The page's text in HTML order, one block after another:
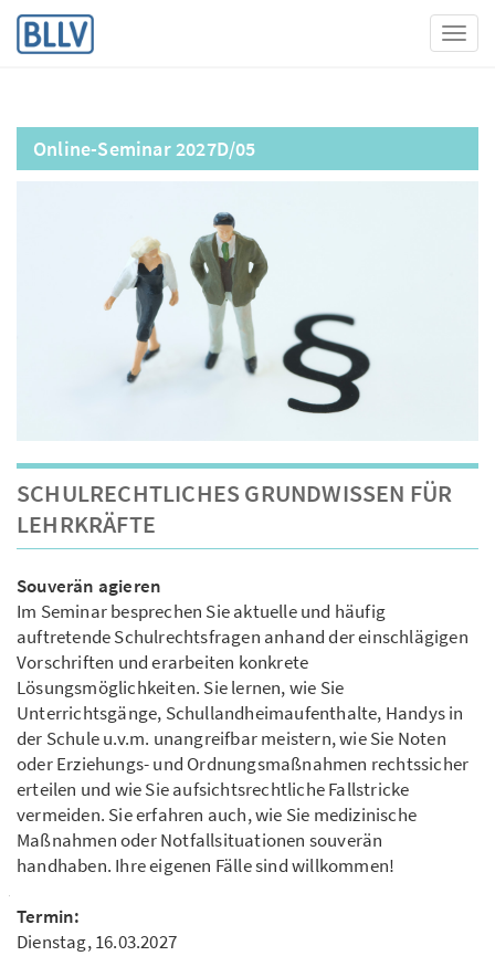
Online-Seminar 2027D/05
SCHULRECHTLICHES GRUNDWISSEN FÜR
LEHRKRÄFTE
Souverän agieren
Im Seminar besprechen Sie aktuelle und häufig
auftretende Schulrechtsfragen anhand der einschlägigen
Vorschriften und erarbeiten konkrete
Lösungsmöglichkeiten. Sie lernen, wie Sie
Unterrichtsgänge, Schullandheimaufenthalte, Handys in
der Schule u.v.m. unangreifbar meistern, wie Sie Noten
oder Erziehungs- und Ordnungsmaßnahmen rechtssicher
erteilen und wie Sie aufsichtsrechtliche Fallstricke
vermeiden. Sie erfahren auch, wie Sie medizinische
Maßnahmen oder Notfallsituationen souverän
handhaben. Ihre eigenen Fälle sind willkommen!
Termin:
Dienstag, 16.03.2027